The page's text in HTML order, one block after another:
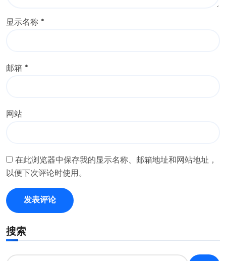
显示名称 *
邮箱 *
网站
在此浏览器中保存我的显示名称、邮箱地址和网站地址，
以便下次评论时使用。
搜索